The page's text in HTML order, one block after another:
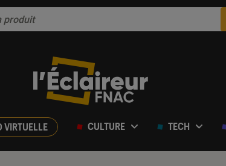
VIRTUELLE CULTURE TECH